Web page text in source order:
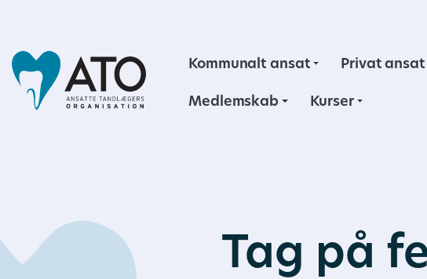
Kommunalt ansat Privat ansat
Medlemskab Kurser
Tag på